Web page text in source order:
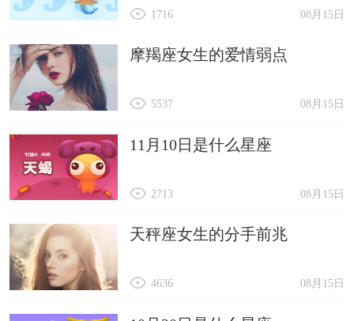
08月15日
1716
摩羯座女生的爱情弱点
08月15日
5537
11月10日是什么星座
08月15日
2713
天秤座女生的分手前兆
08月15日
4636